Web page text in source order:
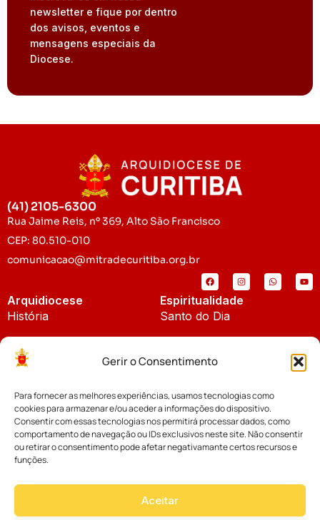
Gerir o Consentimento
Para fornecer as melhores experiências, usamos tecnologias como
cookies para armazenar e/ou aceder a informações do dispositivo.
Consentir com essas tecnologias nos permitirá processar dados, como
comportamento de navegação ou IDs exclusivos neste site. Não consentir
ou retirar o consentimento pode afetar negativamante certos recursos e
funções.
Aceitar
newsletter e fique por dentro
dos avisos, eventos e
mensagens especiais da
Diocese.
(41) 2105-6300
Rua Jaime Reis, nº 369, Alto São Francisco
CEP: 80.510-010
comunicacao@mitradecuritiba.org.br
Arquidiocese
História
Padroeira
Espiritualidade
Santo do Dia
Notícias
Notícias da Arquidiocese
Notícias Cáritas
Palavra dos Bispos
Cúria Diocesana
Fundo Diocesano
Vicariatos da Educação